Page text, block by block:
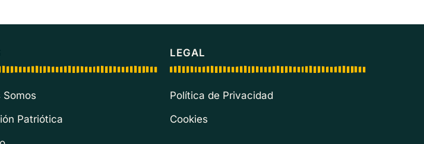
Somos
Patriótica
LEGAL
Política de Privacidad
Cookies